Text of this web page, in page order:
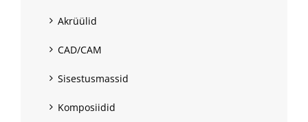
Akrüülid
CAD/CAM
Sisestusmassid
Komposiidid